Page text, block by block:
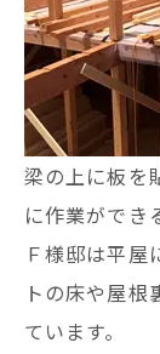
梁の上に板を
に作業ができ
Ｆ様邸は平屋
トの床や屋根
ています。